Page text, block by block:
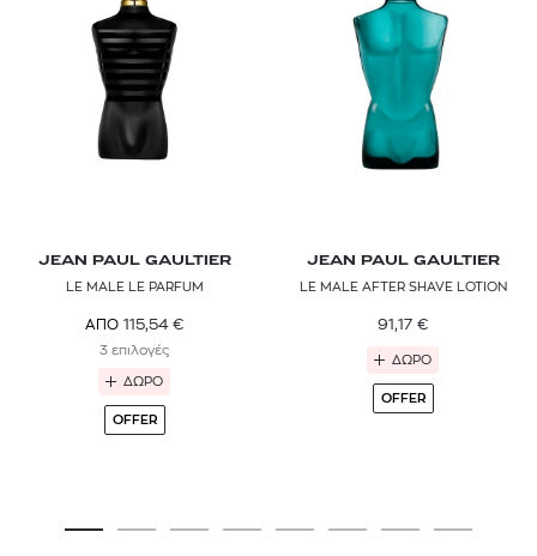
JEAN PAUL GAULTIER
LE MALE LE PARFUM
ΑΠΟ 115,54 €
3 επιλογές
ΔΩΡΟ
OFFER
JEAN PAUL GAULTIER
LE MALE AFTER SHAVE LOTION
91,17 €
ΔΩΡΟ
OFFER